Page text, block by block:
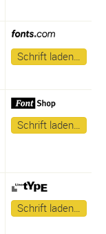
Schrift laden…
Schrift laden…
Schrift laden…